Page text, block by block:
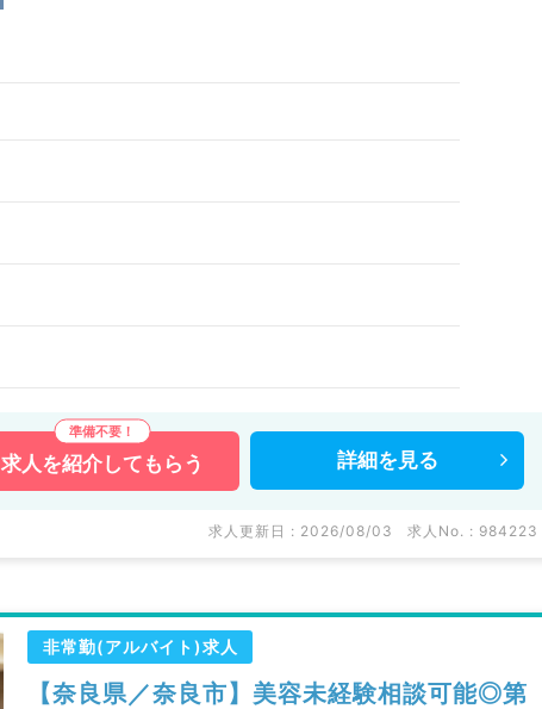
求人を紹介してもらう 詳細を 見る
求人更新日 : 2026/08/03 求人No. : 984223
非常勤(アルバイト)求人
【奈良県／奈良市】美容未経験相談可能◎第